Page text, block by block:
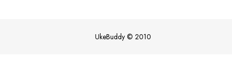
UkeBuddy © 2010